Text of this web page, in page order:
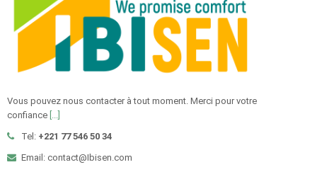
Vous pouvez nous contacter à tout moment. Merci pour votre
confiance
Tel: +221 77 546 50 34
Email: contact@Ibisen.com